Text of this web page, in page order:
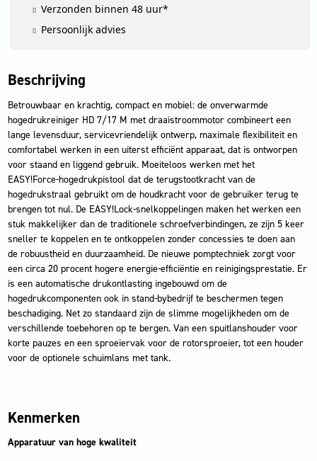
Verzonden binnen 48 uur*
Persoonlijk advies
Beschrijving
Betrouwbaar en krachtig, compact en mobiel: de onverwarmde
hogedrukreiniger HD 7/17 M met draaistroommotor combineert een
lange levensduur, servicevriendelijk ontwerp, maximale flexibiliteit en
comfortabel werken in een uiterst efficiënt apparaat, dat is ontworpen
voor staand en liggend gebruik. Moeiteloos werken met het
EASY!Force-hogedrukpistool dat de terugstootkracht van de
hogedrukstraal gebruikt om de houdkracht voor de gebruiker terug te
brengen tot nul. De EASY!Lock-snelkoppelingen maken het werken een
stuk makkelijker dan de traditionele schroefverbindingen, ze zijn 5 keer
sneller te koppelen en te ontkoppelen zonder concessies te doen aan
de robuustheid en duurzaamheid. De nieuwe pomptechniek zorgt voor
een circa 20 procent hogere energie-efficiëntie en reinigingsprestatie. Er
is een automatische drukontlasting ingebouwd om de
hogedrukcomponenten ook in stand-bybedrijf te beschermen tegen
beschadiging. Net zo standaard zijn de slimme mogelijkheden om de
verschillende toebehoren op te bergen. Van een spuitlanshouder voor
korte pauzes en een sproeiervak voor de rotorsproeier, tot een houder
voor de optionele schuimlans met tank.
Kenmerken
Apparatuur van hoge kwaliteit